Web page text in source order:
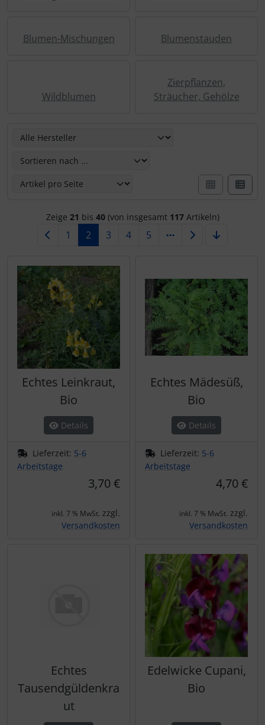
Blumen-Mischungen Blumenstauden
Wildblumen
Zierpflanzen,
Sträucher, Gehölze
Zeige 21 bis 40(von insgesamt 117Artikeln)
1 2 3 4 5
Echtes Leinkraut,
Bio
Details
Lieferzeit: 5-6
Arbeitstage
3,70 €
inkl. 7 % MwSt. zzgl.
Versandkosten
Echtes Mädesüß,
Bio
Details
Lieferzeit: 5-6
Arbeitstage
4,70 €
inkl. 7 % MwSt. zzgl.
Versandkosten
Echtes
Tausendgüldenkra
ut
Edelwicke Cupani,
Bio